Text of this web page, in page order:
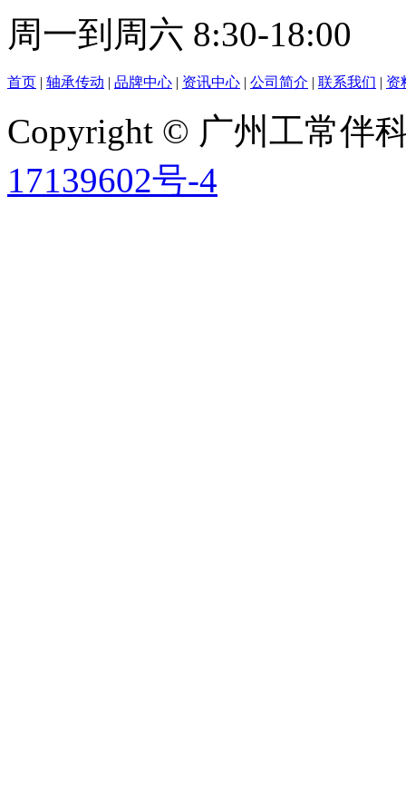
周一到周六 8:30-18:00
首页 | 轴承传动 | 品牌中心 | 资讯中心 | 公司简介 | 联系我们 | 资
Copyright © 广州工常伴
17139602号-4